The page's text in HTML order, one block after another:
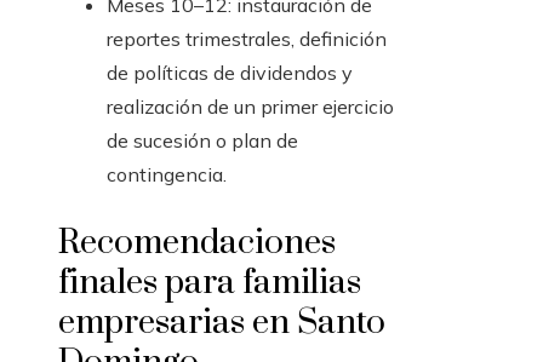
Meses 10–12: instauración de
reportes trimestrales, definición
de políticas de dividendos y
realización de un primer ejercicio
de sucesión o plan de
contingencia.
Recomendaciones
finales para familias
empresarias en Santo